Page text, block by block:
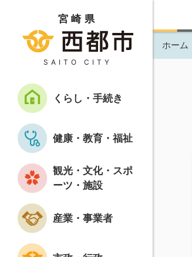
宮崎県
SAITO CITY
くらし・手続き
健康・教育・福祉
観光・文化・スポ
ーツ・施設
産業・事業者
ホーム